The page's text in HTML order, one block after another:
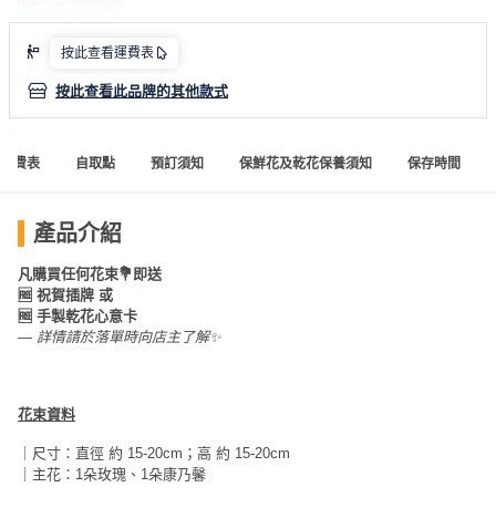
y
R
o
到
美
特
色
束
及
P
a
t
友
聚
會
祝
日
動
攻
活
攻
略
會
員
計
劃
員
知
交
件
按此查看運費表
按此查看此品牌的其他款式
運費表 自取點 預訂須知 保鮮花及乾花保養須知 保存時間
產品介紹
凡購買任何花束💐即送
🆓 祝賀插牌 或
🆓 手製乾花心意卡
— 詳情請於落單時向店主了解✨
花束資料
｜尺寸：直徑 約 15-20cm；高 約 15-20cm
｜主花：1朵玫瑰、1朵康乃馨